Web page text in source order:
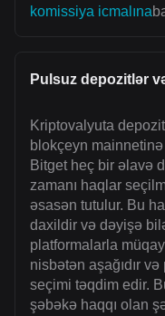
komissiya icmalına
Pulsuz depozitlər
Kriptovalyuta
blokçeyn
Bitget heç bir əlavə
zamanı haqlar
əsasən tutulur. Bu
daxildir və dəyişə
platformalarla
nisbətən aşağıdır
seçimi təqdim edir.
şəbəkə haqqı olan